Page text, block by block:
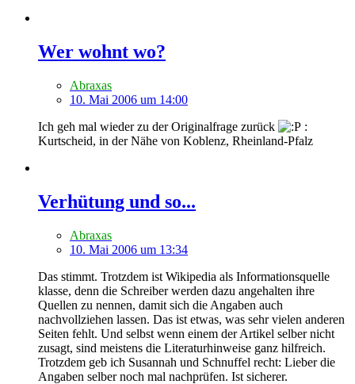
Wer wohnt wo?
Abraxas
10. Mai 2006 um 14:00
Ich geh mal wieder zu der Originalfrage zurück
:
Kurtscheid, in der Nähe von Koblenz, Rheinland-Pfalz
Verhütung und so...
Abraxas
10. Mai 2006 um 13:34
Das stimmt. Trotzdem ist Wikipedia als Informationsquelle
klasse, denn die Schreiber werden dazu angehalten ihre
Quellen zu nennen, damit sich die Angaben auch
nachvollziehen lassen. Das ist etwas, was sehr vielen anderen
Seiten fehlt. Und selbst wenn einem der Artikel selber nicht
zusagt, sind meistens die Literaturhinweise ganz hilfreich.
Trotzdem geb ich Susannah und Schnuffel recht: Lieber die
Angaben selber noch mal nachprüfen. Ist sicherer.